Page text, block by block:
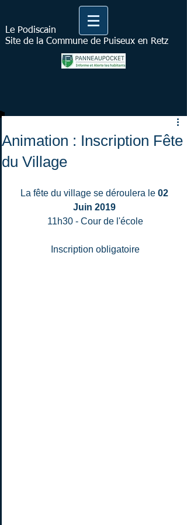
Le Podiscain
Site de la Commune de Puiseux en Retz
Animation : Inscription Fête
du Village
La fête du village se déroulera le 02
Juin 2019
11h30 - Cour de l'école
Inscription obligatoire